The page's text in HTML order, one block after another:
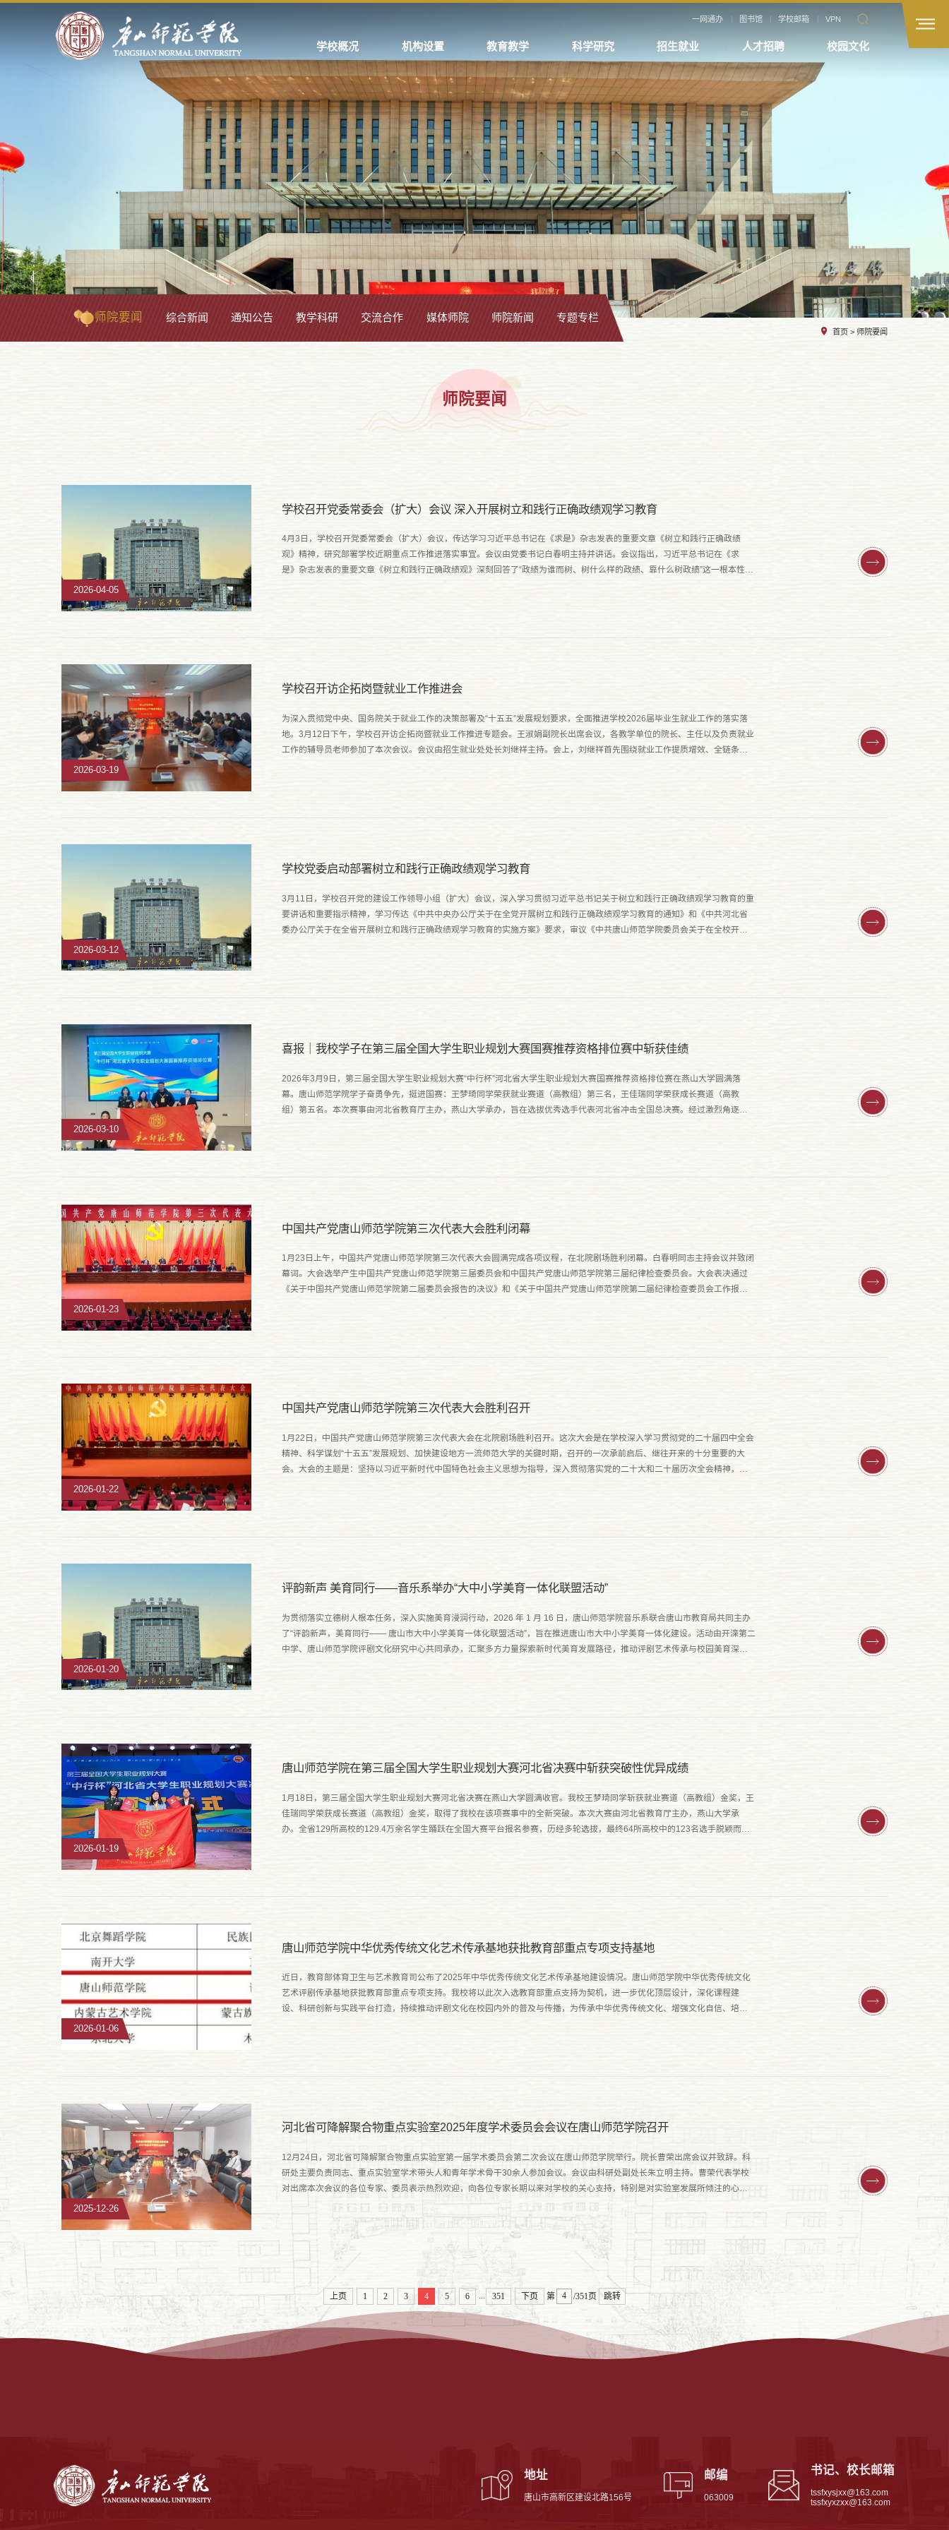
一网通办 图书馆 学校邮箱 VPN
学校概况 机构设置 教育教学 科学研究 招生就业 人才招聘 校园文化
师院要闻 综合新闻 通知公告 教学科研 交流合作 媒体师院 师院新闻 专题专栏
首页 > 师院要闻
师院要闻
2026-04-05
学校召开党委常委会（扩大）会议 深入开展树立和践行正确政绩观学习教育
4月3日，学校召开党委常委会（扩大）会议，传达学习习近平总书记在《求是》杂志发表的重要文章《树立和践行正确政绩
观》精神，研究部署学校近期重点工作推进落实事宜。会议由党委书记白春明主持并讲话。会议指出，习近平总书记在《求
是》杂志发表的重要文章《树立和践行正确政绩观》深刻回答了“政绩为谁而树、树什么样的政绩、靠什么树政绩”这一根本性问
2026-03-19
学校召开访企拓岗暨就业工作推进会
为深入贯彻党中央、国务院关于就业工作的决策部署及“十五五”发展规划要求，全面推进学校2026届毕业生就业工作的落实落
地。3月12日下午，学校召开访企拓岗暨就业工作推进专题会。王淑娟副院长出席会议，各教学单位的院长、主任以及负责就业
工作的辅导员老师参加了本次会议。会议由招生就业处处长刘继祥主持。会上，刘继祥首先围绕就业工作提质增效、全链条联
2026-03-12
学校党委启动部署树立和践行正确政绩观学习教育
3月11日，学校召开党的建设工作领导小组（扩大）会议，深入学习贯彻习近平总书记关于树立和践行正确政绩观学习教育的重
要讲话和重要指示精神，学习传达《中共中央办公厅关于在全党开展树立和践行正确政绩观学习教育的通知》和《中共河北省
委办公厅关于在全省开展树立和践行正确政绩观学习教育的实施方案》要求，审议《中共唐山师范学院委员会关于在全校开展
2026-03-10
喜报｜我校学子在第三届全国大学生职业规划大赛国赛推荐资格排位赛中斩获佳绩
2026年3月9日，第三届全国大学生职业规划大赛“中行杯”河北省大学生职业规划大赛国赛推荐资格排位赛在燕山大学圆满落
幕。唐山师范学院学子奋勇争先，挺进国赛：王梦琦同学荣获就业赛道（高教组）第三名，王佳瑞同学荣获成长赛道（高教
组）第五名。本次赛事由河北省教育厅主办，燕山大学承办，旨在选拔优秀选手代表河北省冲击全国总决赛。经过激烈角逐，
2026-01-23
中国共产党唐山师范学院第三次代表大会胜利闭幕
1月23日上午，中国共产党唐山师范学院第三次代表大会圆满完成各项议程，在北院剧场胜利闭幕。白春明同志主持会议并致闭
幕词。大会选举产生中国共产党唐山师范学院第三届委员会和中国共产党唐山师范学院第三届纪律检查委员会。大会表决通过
《关于中国共产党唐山师范学院第二届委员会报告的决议》和《关于中国共产党唐山师范学院第二届纪律检查委员会工作报告
2026-01-22
中国共产党唐山师范学院第三次代表大会胜利召开
1月22日，中国共产党唐山师范学院第三次代表大会在北院剧场胜利召开。这次大会是在学校深入学习贯彻党的二十届四中全会
精神、科学谋划“十五五”发展规划、加快建设地方一流师范大学的关键时期，召开的一次承前启后、继往开来的十分重要的大
会。大会的主题是：坚持以习近平新时代中国特色社会主义思想为指导，深入贯彻落实党的二十大和二十届历次全会精神，深
2026-01-20
评韵新声 美育同行——音乐系举办“大中小学美育一体化联盟活动”
为贯彻落实立德树人根本任务，深入实施美育浸润行动，2026 年 1 月 16 日，唐山师范学院音乐系联合唐山市教育局共同主办
了“评韵新声，美育同行—— 唐山市大中小学美育一体化联盟活动”，旨在推进唐山市大中小学美育一体化建设。活动由开滦第二
中学、唐山师范学院评剧文化研究中心共同承办，汇聚多方力量探索新时代美育发展路径，推动评剧艺术传承与校园美育深度
2026-01-19
唐山师范学院在第三届全国大学生职业规划大赛河北省决赛中斩获突破性优异成绩
1月18日，第三届全国大学生职业规划大赛河北省决赛在燕山大学圆满收官。我校王梦琦同学斩获就业赛道（高教组）金奖，王
佳瑞同学荣获成长赛道（高教组）金奖，取得了我校在该项赛事中的全新突破。本次大赛由河北省教育厅主办，燕山大学承
办。全省129所高校的129.4万余名学生踊跃在全国大赛平台报名参赛，历经多轮选拔，最终64所高校中的123名选手脱颖而
2026-01-06
唐山师范学院中华优秀传统文化艺术传承基地获批教育部重点专项支持基地
近日，教育部体育卫生与艺术教育司公布了2025年中华优秀传统文化艺术传承基地建设情况。唐山师范学院中华优秀传统文化
艺术评剧传承基地获批教育部重点专项支持。我校将以此次入选教育部重点支持为契机，进一步优化顶层设计，深化课程建
设、科研创新与实践平台打造，持续推动评剧文化在校园内外的普及与传播，为传承中华优秀传统文化、增强文化自信、培养
2025-12-26
河北省可降解聚合物重点实验室2025年度学术委员会会议在唐山师范学院召开
12月24日，河北省可降解聚合物重点实验室第一届学术委员会第二次会议在唐山师范学院举行。院长曹荣出席会议并致辞。科
研处主要负责同志、重点实验室学术带头人和青年学术骨干30余人参加会议。会议由科研处副处长朱立明主持。曹荣代表学校
对出席本次会议的各位专家、委员表示热烈欢迎，向各位专家长期以来对学校的关心支持，特别是对实验室发展所倾注的心血
与智慧表示衷心的感谢。曹荣表示，河北省可降解聚合物重点实验室作为学....
上页 1 2 3 4 5 6 351 下页 第 /351页 跳转
地址
唐山市高新区建设北路156号
邮编
063009
书记、校长邮箱
tssfxysjxx@163.com
tssfxyxzxx@163.com